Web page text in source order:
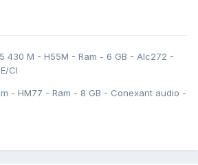
430 M - H55M - Ram - 6 GB - Alc272 -
CI
- HM77 - Ram - 8 GB - Conexant audio -